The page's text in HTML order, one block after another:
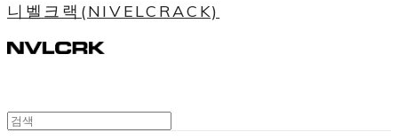
니벨크랙(NIVELCRACK)